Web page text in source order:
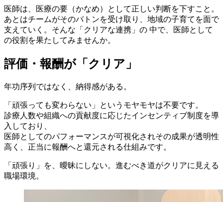
医師は、医療の要（かなめ）として正しい判断を下すこと。
あとはチームがそのバトンを受け取り、地域の子育てを面で
支えていく。そんな「クリアな連携」の 中で、医師として
の役割を果たしてみませんか。
評価・報酬が「クリア」
年功序列ではなく、納得感がある。
「頑張っても変わらない」というモヤモヤは不要です。
診療人数や組織への貢献度に応じたインセンティブ制度を導
入しており、
医師としてのパフォーマンスが可視化されその成果が透明性
高く、正当に報酬へと還元される仕組みです。
「頑張り」を、曖昧にしない。進むべき道がクリアに見える
職場環境。